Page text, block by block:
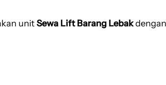
unitSewa Lift Barang Lebak